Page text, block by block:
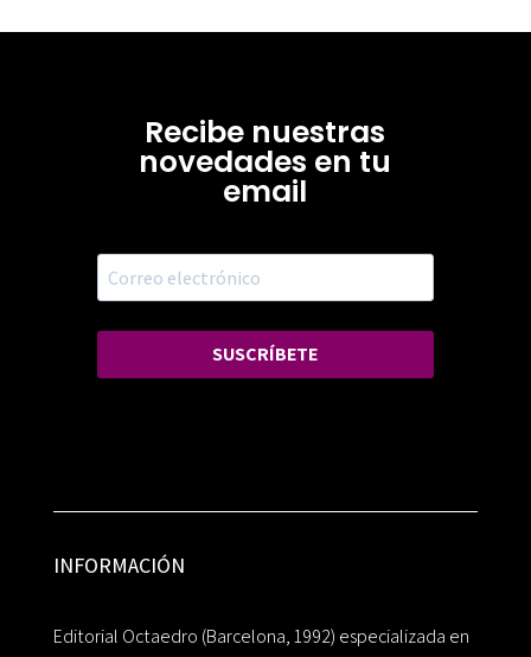
Recibe nuestras
novedades en tu
email
SUSCRÍBETE
INFORMACIÓN
Editorial Octaedro (Barcelona, 1992) especializada en